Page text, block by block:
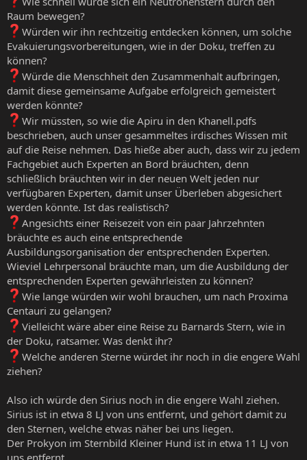
Raum bewegen?
Würden wir ihn rechtzeitig entdecken können, um solche
Evakuierungsvorbereitungen, wie in der Doku, treffen zu
können?
Würde die Menschheit den Zusammenhalt aufbringen,
damit diese gemeinsame Aufgabe erfolgreich gemeistert
werden könnte?
Wir müssten, so wie die Apiru in den Khanell.pdfs
beschrieben, auch unser gesammeltes irdisches Wissen mit
auf die Reise nehmen. Das hieße aber auch, dass wir zu jedem
Fachgebiet auch Experten an Bord bräuchten, denn
schließlich bräuchten wir in der neuen Welt jeden nur
verfügbaren Experten, damit unser Überleben abgesichert
werden könnte. Ist das realistisch?
Angesichts einer Reisezeit von ein paar Jahrzehnten
bräuchte es auch eine entsprechende
Ausbildungsorganisation der entsprechenden Experten.
Wieviel Lehrpersonal bräuchte man, um die Ausbildung der
entsprechenden Experten gewährleisten zu können?
Wie lange würden wir wohl brauchen, um nach Proxima
Centauri zu gelangen?
Vielleicht wäre aber eine Reise zu Barnards Stern, wie in
der Doku, ratsamer. Was denkt ihr?
Welche anderen Sterne würdet ihr noch in die engere Wahl
ziehen?
Also ich würde den Sirius noch in die engere Wahl ziehen.
Sirius ist in etwa 8 LJ von uns entfernt, und gehört damit zu
den Sternen, welche etwas näher bei uns liegen.
Der Prokyon im Sternbild Kleiner Hund ist in etwa 11 LJ von
uns entfernt.